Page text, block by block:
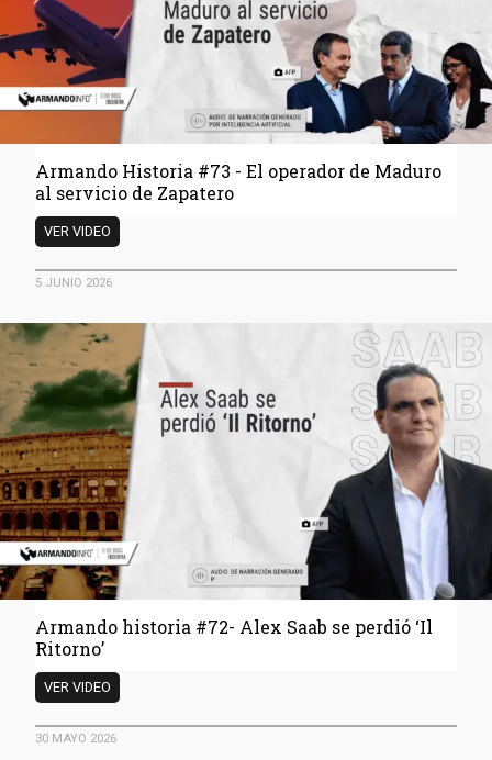
billetera
cripto
en
Venezuela
Armando Historia #73 - El operador de Maduro
al servicio de Zapatero
VER VIDEO
Historia
#73
operador
Maduro
al
servicio
de
Zapatero
5 JUNIO 2026
Armando historia #72- Alex Saab se perdió ‘Il
Ritorno’
VER VIDEO
historia
#72-
30 MAYO 2026